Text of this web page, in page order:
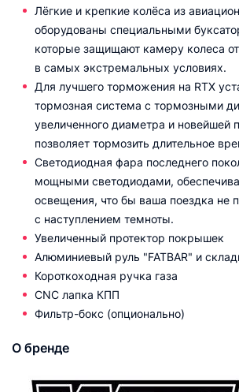
Лёгкие и крепкие колёса из
оборудованы специальными
которые защищают камеру колеса
в самых экстремальных условиях.
Для лучшего торможения на RTX
тормозная система с тормозными
увеличенного диаметра и новейшей
позволяет тормозить длительное
Светодиодная фара последнего
мощными светодиодами,
освещения, что бы ваша поездка не
с наступлением темноты.
Увеличенный протектор покрышек
Алюминиевый руль "FATBAR" и
Короткоходная ручка газа
CNC лапка КПП
Фильтр-бокс (опционально)
О бренде